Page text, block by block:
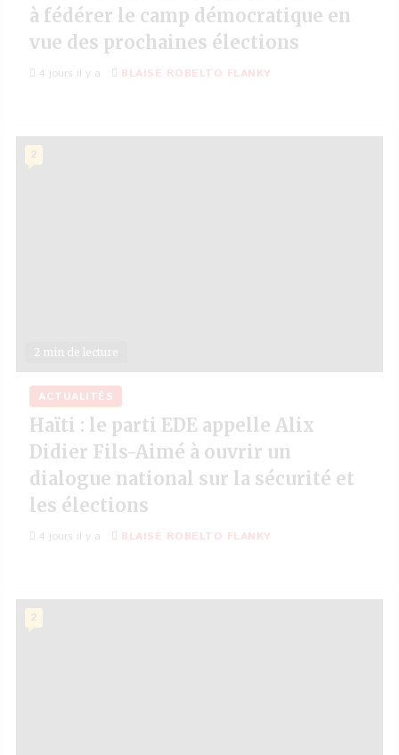
à fédérer le camp démocratique en
vue des prochaines élections
4 jours il y a BLAISE ROBELTO FLANKY
2 min de lecture
2
ACTUALITÉS
Haïti : le parti EDE appelle Alix
Didier Fils-Aimé à ouvrir un
dialogue national sur la sécurité et
les élections
4 jours il y a BLAISE ROBELTO FLANKY
2